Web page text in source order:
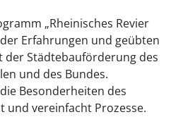
„Rheinisches Revier
Erfahrungen und geübten
der Städtebauförderung des
und des Bundes.
Besonderheiten des
und vereinfacht Prozesse.